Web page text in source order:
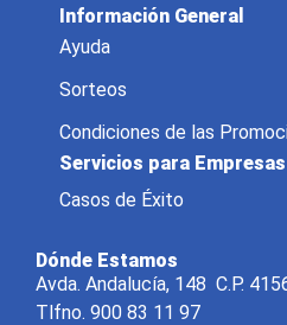
Información General
Ayuda
Sorteos
Condiciones de las
Servicios para Empresas
Casos de Éxito
Dónde Estamos
Avda. Andalucía, 148 C.P.
Tlfno. 900 83 11 97